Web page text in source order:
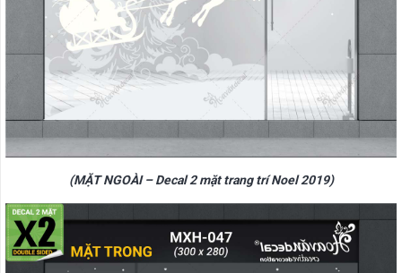
(MẶT NGOÀI – Decal 2 mặt trang trí Noel 2019)